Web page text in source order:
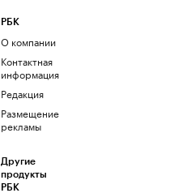
РБК
О компании
Контактная
информация
Редакция
Размещение
рекламы
Другие
продукты
РБК